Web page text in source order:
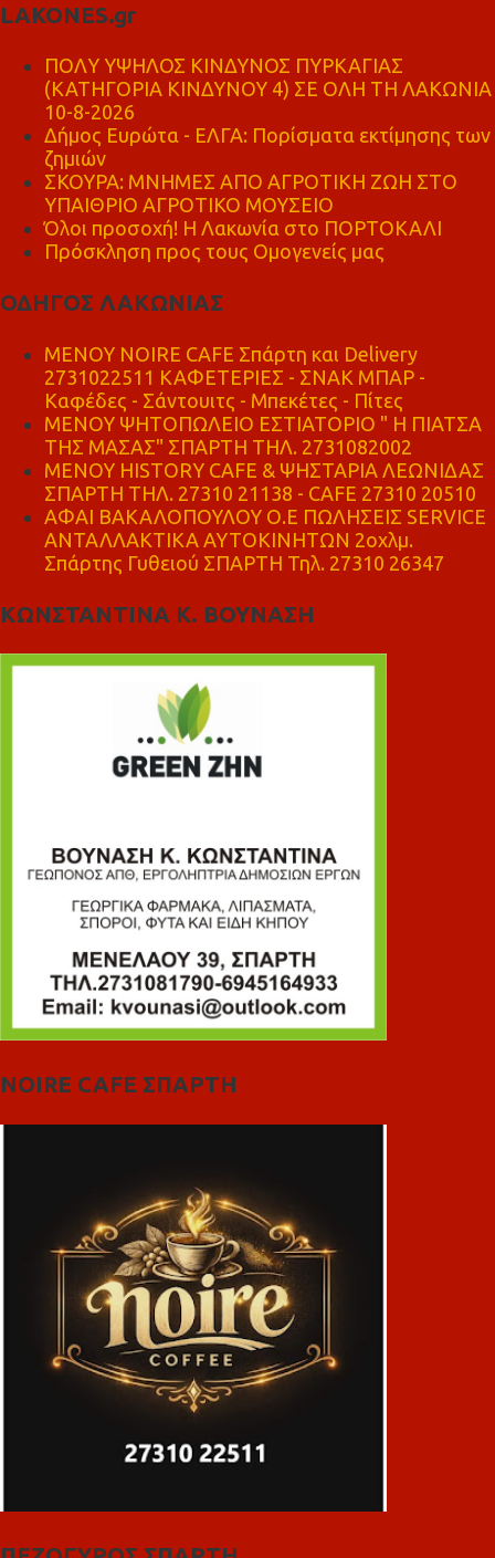
LAKONES.gr
ΠΟΛΥ ΥΨΗΛΟΣ ΚΙΝΔΥΝΟΣ ΠΥΡΚΑΓΙΑΣ
(ΚΑΤΗΓΟΡΙΑ ΚΙΝΔΥΝΟΥ 4) ΣΕ ΟΛΗ ΤΗ ΛΑΚΩΝΙΑ
10-8-2026
Δήμος Ευρώτα - ΕΛΓΑ: Πορίσματα εκτίμησης των
ζημιών
ΣΚΟΥΡΑ: ΜΝΗΜΕΣ ΑΠΟ ΑΓΡΟΤΙΚΗ ΖΩΗ ΣΤΟ
ΥΠΑΙΘΡΙΟ ΑΓΡΟΤΙΚΟ ΜΟΥΣΕΙΟ
Όλοι προσοχή! Η Λακωνία στο ΠΟΡΤΟΚΑΛΙ
Πρόσκληση προς τους Ομογενείς μας
ΟΔΗΓΟΣ ΛΑΚΩΝΙΑΣ
MENOY NOIRE CAFE Σπάρτη και Delivery
2731022511 ΚΑΦΕΤΕΡΙΕΣ - ΣΝΑΚ ΜΠΑΡ -
Καφέδες - Σάντουιτς - Μπεκέτες - Πίτες
ΜΕΝΟΥ ΨΗΤΟΠΩΛΕΙΟ ΕΣΤΙΑΤΟΡΙΟ " Η ΠΙΑΤΣΑ
ΤΗΣ ΜΑΣΑΣ" ΣΠΑΡΤΗ ΤΗΛ. 2731082002
ΜΕΝΟΥ HISTORY CAFE & ΨΗΣΤΑΡΙΑ ΛΕΩΝΙΔΑΣ
ΣΠΑΡΤΗ ΤΗΛ. 27310 21138 - CAFE 27310 20510
ΑΦΑΙ ΒΑΚΑΛΟΠΟΥΛΟΥ Ο.Ε ΠΩΛΗΣΕΙΣ SERVICE
ΑΝΤΑΛΛΑΚΤΙΚΑ ΑΥΤΟΚΙΝΗΤΩΝ 2οχλμ.
Σπάρτης Γυθειού ΣΠΑΡΤΗ Τηλ. 27310 26347
ΚΩΝΣΤΑΝΤΙΝΑ Κ. ΒΟΥΝΑΣΗ
NOIRE CAFE ΣΠΑΡΤΗ